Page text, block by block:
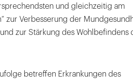
und gleichzeitig am
zur Verbesserung der
zur Stärkung des Wohlbefindens
betreffen Erkrankungen des